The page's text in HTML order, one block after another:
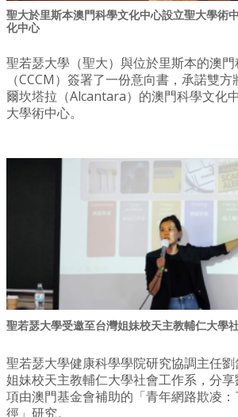
聖大於里斯本澳門科學文化中心設立聖大學術
化中心
聖若瑟大學（聖大）與位於里斯本的澳
（CCCM）簽署了一份意向書，承諾雙
爾坎塔拉（Alcantara）的澳門科學文化
大學術中心。
聖若瑟大學受邀至台灣姐妹校天主教輔仁大學
聖若瑟大學健康科學學院研究協調主任
姐妹校天主教輔仁大學社會工作系，分
項由澳門基金會補助的「青年網路欺凌
徑」研究。